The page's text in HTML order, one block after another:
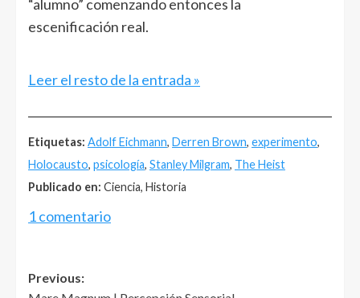
“alumno” comenzando entonces la
escenificación real.
Leer el resto de la entrada »
Etiquetas: Adolf Eichmann, Derren Brown, experimento,
Holocausto, psicología, Stanley Milgram, The Heist
Publicado en: Ciencia, Historia
1 comentario
Post
Previous: